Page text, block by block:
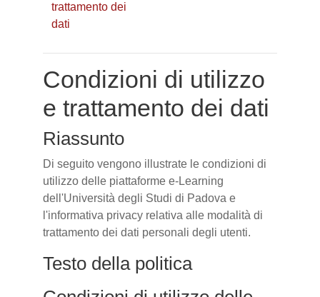
trattamento dei
dati
Condizioni di utilizzo
e trattamento dei dati
Riassunto
Di seguito vengono illustrate le condizioni di
utilizzo delle piattaforme e-Learning
dell'Università degli Studi di Padova e
l'informativa privacy relativa alle modalità di
trattamento dei dati personali degli utenti.
Testo della politica